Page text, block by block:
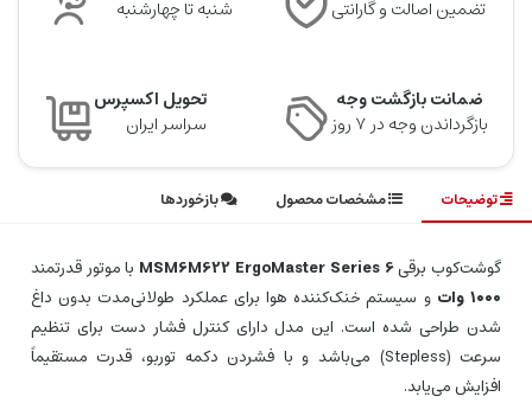
تضمین اصالت و گارانتی
شنبه تا چهارشنبه
ضمانت بازگشت وجه
بازگرداندن وجه در ۷ روز
تحویل اکسپرس
سراسر ایران
توضیحات مشخصات محصول بازخوردها
گوشت‌کوب برقیMSM6M622 ErgoMaster Series 6 با موتور قدرتمند
۱۰۰۰ وات
و سیستم خنک‌کننده هوا برای عملکرد طولانی‌مدت بدون داغ
شدن طراحی شده است. این مدل دارای کنترل فشار دست برای تنظیم
سرعت (Stepless) می‌باشد و با فشردن دکمه توربو، قدرت مستقیماً
افزایش می‌یابد.